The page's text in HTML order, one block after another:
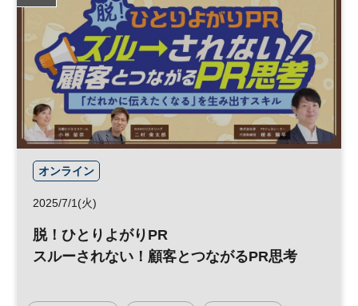
オンライン
2025/7/1(火)
脱！ひとりよがりPR
スルーされない！顧客とつながるPR思考